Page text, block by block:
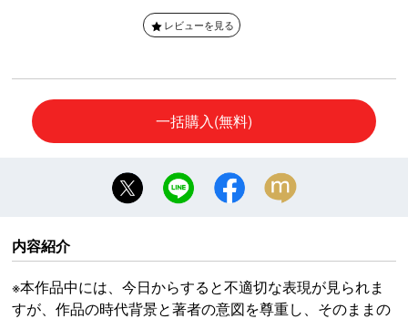
レビューを見る
一括購入(無料)
内容紹介
※本作品中には、今日からすると不適切な表現が見られま
すが、作品の時代背景と著者の意図を尊重し、そのままの